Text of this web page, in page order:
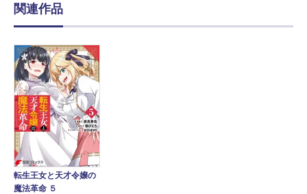
関連作品
転生王女と天才令嬢の
魔法革命 ５